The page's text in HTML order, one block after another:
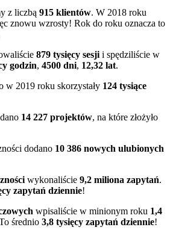
z liczbą 915 klientów. W 2018 roku
znowu wzrosty! Rok do roku oznacza to
879 tysięcy sesjii spędziliście w
godzin, 4500 dni, 12,32 lat.
w 2019 roku skorzystały 124 tysiące
14 227 projektów, na które złożyło
dodano 10 386 nowych ulubionych
wykonaliście 9,2 miliona zapytań.
zapytań dziennie!
wpisaliście w minionym roku 1,4
średnio 3,8 tysięcy zapytań dziennie!